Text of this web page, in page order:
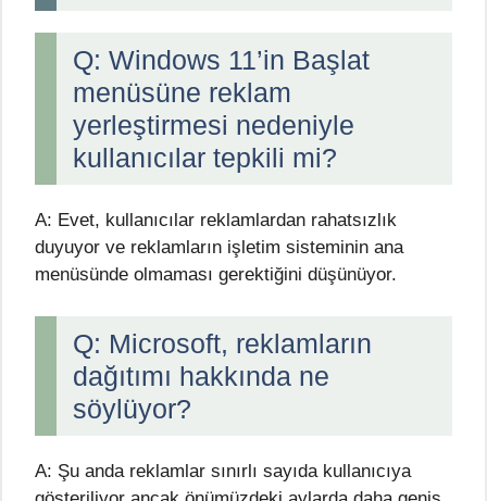
Q: Windows 11’in Başlat
menüsüne reklam
yerleştirmesi nedeniyle
kullanıcılar tepkili mi?
A: Evet, kullanıcılar reklamlardan rahatsızlık
duyuyor ve reklamların işletim sisteminin ana
menüsünde olmaması gerektiğini düşünüyor.
Q: Microsoft, reklamların
dağıtımı hakkında ne
söylüyor?
A: Şu anda reklamlar sınırlı sayıda kullanıcıya